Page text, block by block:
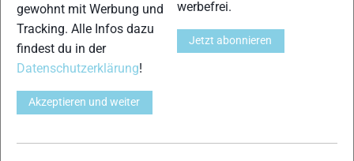
gewohnt mit Werbung und
Tracking. Alle Infos dazu
findest du in der
Datenschutzerklärung!
Akzeptieren und weiter
werbefrei.
Jetzt abonnieren